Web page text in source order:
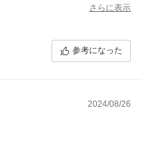
干辛味が自分には弱く感
他社さんのは切れ子なの
さらに表示
参考になった
2024/08/26